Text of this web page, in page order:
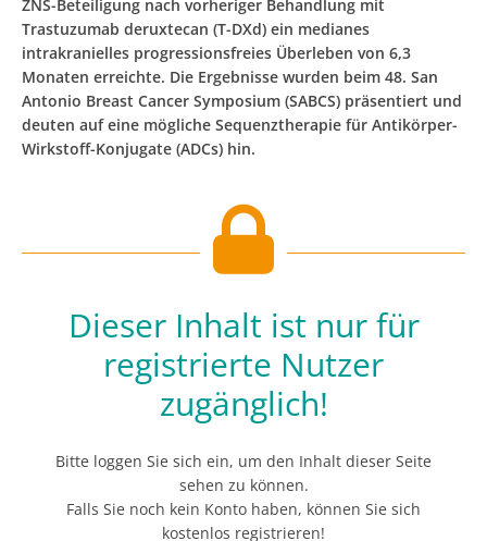
ZNS-Beteiligung nach vorheriger Behandlung mit
Trastuzumab deruxtecan (T-DXd) ein medianes
intrakranielles progressionsfreies Überleben von 6,3
Monaten erreichte. Die Ergebnisse wurden beim 48. San
Antonio Breast Cancer Symposium (SABCS) präsentiert und
deuten auf eine mögliche Sequenztherapie für Antikörper-
Wirkstoff-Konjugate (ADCs) hin.
Dieser Inhalt ist nur für
registrierte Nutzer
zugänglich!
Bitte loggen Sie sich ein, um den Inhalt dieser Seite
sehen zu können.
Falls Sie noch kein Konto haben, können Sie sich
kostenlos registrieren!